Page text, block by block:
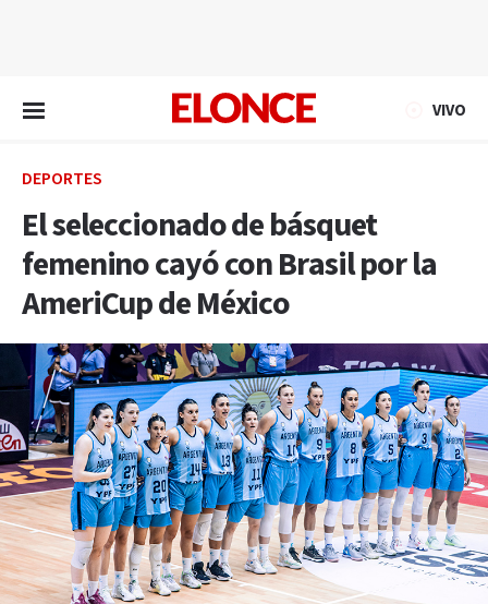
VIVO
DEPORTES
El seleccionado de básquet
femenino cayó con Brasil por la
AmeriCup de México